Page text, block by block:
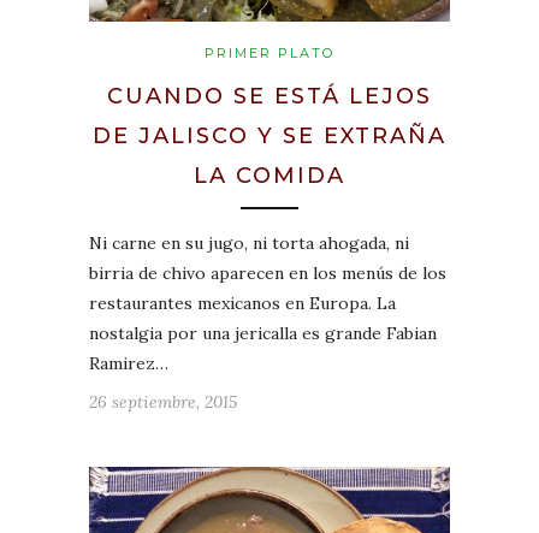
PRIMER PLATO
CUANDO SE ESTÁ LEJOS
DE JALISCO Y SE EXTRAÑA
LA COMIDA
Ni carne en su jugo, ni torta ahogada, ni
birria de chivo aparecen en los menús de los
restaurantes mexicanos en Europa. La
nostalgia por una jericalla es grande Fabian
Ramirez…
26 septiembre, 2015